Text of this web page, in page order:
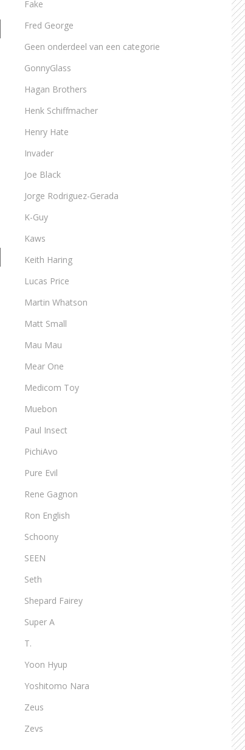
Fake
Fred George
Geen onderdeel van een categorie
GonnyGlass
Hagan Brothers
Henk Schiffmacher
Henry Hate
Invader
Joe Black
Jorge Rodriguez-Gerada
K-Guy
Kaws
Keith Haring
Lucas Price
Martin Whatson
Matt Small
Mau Mau
Mear One
Medicom Toy
Muebon
Paul Insect
PichiAvo
Pure Evil
Rene Gagnon
Ron English
Schoony
SEEN
Seth
Shepard Fairey
Super A
T.
Yoon Hyup
Yoshitomo Nara
Zeus
Zevs